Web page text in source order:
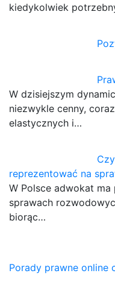
kiedykolwiek
W dzisiejszym
niezwykle cenny,
elastycznych i…
reprezentować na
W Polsce adwokat
sprawach
biorąc…
Nawigacja
Porady prawne online